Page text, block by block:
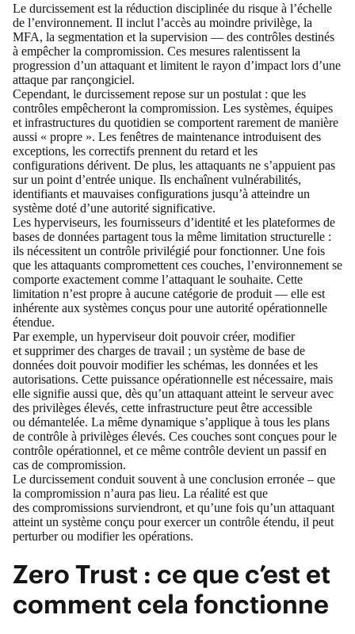
Le durcissement est la réduction disciplinée du risque à l’échelle
de l’environnement. Il inclut l’accès au moindre privilège, la
MFA, la segmentation et la supervision — des contrôles destinés
à empêcher la compromission. Ces mesures ralentissent la
progression d’un attaquant et limitent le rayon d’impact lors d’une
attaque par rançongiciel.
Cependant, le durcissement repose sur un postulat : que les
contrôles empêcheront la compromission. Les systèmes, équipes
et infrastructures du quotidien se comportent rarement de manière
aussi « propre ». Les fenêtres de maintenance introduisent des
exceptions, les correctifs prennent du retard et les
configurations dérivent. De plus, les attaquants ne s’appuient pas
sur un point d’entrée unique. Ils enchaînent vulnérabilités,
identifiants et mauvaises configurations jusqu’à atteindre un
système doté d’une autorité significative.
Les hyperviseurs, les fournisseurs d’identité et les plateformes de
bases de données partagent tous la même limitation structurelle :
ils nécessitent un contrôle privilégié pour fonctionner. Une fois
que les attaquants compromettent ces couches, l’environnement se
comporte exactement comme l’attaquant le souhaite. Cette
limitation n’est propre à aucune catégorie de produit — elle est
inhérente aux systèmes conçus pour une autorité opérationnelle
étendue.
Par exemple, un hyperviseur doit pouvoir créer, modifier
et supprimer des charges de travail ; un système de base de
données doit pouvoir modifier les schémas, les données et les
autorisations. Cette puissance opérationnelle est nécessaire, mais
elle signifie aussi que, dès qu’un attaquant atteint le serveur avec
des privilèges élevés, cette infrastructure peut être accessible
ou démantelée. La même dynamique s’applique à tous les plans
de contrôle à privilèges élevés. Ces couches sont conçues pour le
contrôle opérationnel, et ce même contrôle devient un passif en
cas de compromission.
Le durcissement conduit souvent à une conclusion erronée – que
la compromission n’aura pas lieu. La réalité est que
des compromissions surviendront, et qu’une fois qu’un attaquant
atteint un système conçu pour exercer un contrôle étendu, il peut
perturber ou modifier les opérations.
Zero Trust : ce que c’est et
comment cela fonctionne